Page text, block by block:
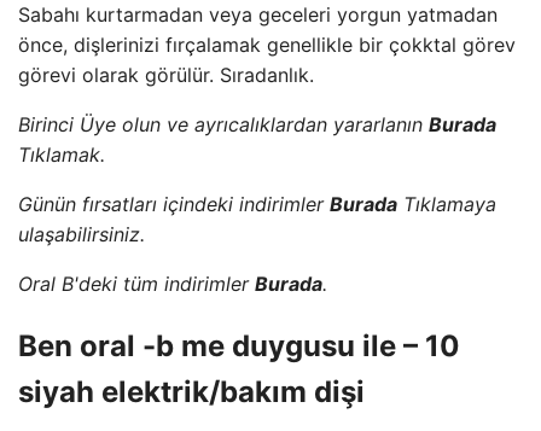
Sabahı kurtarmadan veya geceleri yorgun yatmadan
önce, dişlerinizi fırçalamak genellikle bir çokktal görev
görevi olarak görülür. Sıradanlık.
Birinci Üye olun ve ayrıcalıklardan yararlanın Burada
Tıklamak.
Günün fırsatları içindeki indirimler Burada Tıklamaya
ulaşabilirsiniz.
Oral B'deki tüm indirimler Burada.
Ben oral -b me duygusu ile – 10
siyah elektrik/bakım dişi